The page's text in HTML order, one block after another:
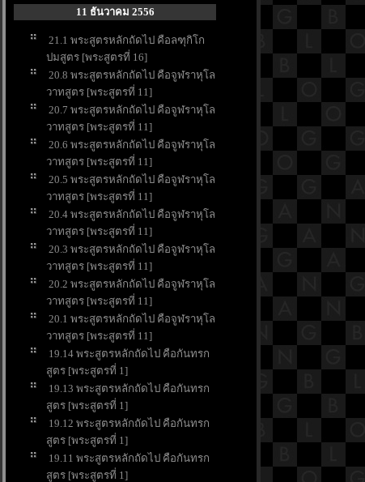
11 ธันวาคม 2556
21.1 พระสูตรหลักถัดไป คือลฑุกิโก
ปมสูตร [พระสูตรที่ 16]
20.8 พระสูตรหลักถัดไป คือจูฬราหุโล
วาทสูตร [พระสูตรที่ 11]
20.7 พระสูตรหลักถัดไป คือจูฬราหุโล
วาทสูตร [พระสูตรที่ 11]
20.6 พระสูตรหลักถัดไป คือจูฬราหุโล
วาทสูตร [พระสูตรที่ 11]
20.5 พระสูตรหลักถัดไป คือจูฬราหุโล
วาทสูตร [พระสูตรที่ 11]
20.4 พระสูตรหลักถัดไป คือจูฬราหุโล
วาทสูตร [พระสูตรที่ 11]
20.3 พระสูตรหลักถัดไป คือจูฬราหุโล
วาทสูตร [พระสูตรที่ 11]
20.2 พระสูตรหลักถัดไป คือจูฬราหุโล
วาทสูตร [พระสูตรที่ 11]
20.1 พระสูตรหลักถัดไป คือจูฬราหุโล
วาทสูตร [พระสูตรที่ 11]
19.14 พระสูตรหลักถัดไป คือกันทรก
สูตร [พระสูตรที่ 1]
19.13 พระสูตรหลักถัดไป คือกันทรก
สูตร [พระสูตรที่ 1]
19.12 พระสูตรหลักถัดไป คือกันทรก
สูตร [พระสูตรที่ 1]
19.11 พระสูตรหลักถัดไป คือกันทรก
สูตร [พระสูตรที่ 1]